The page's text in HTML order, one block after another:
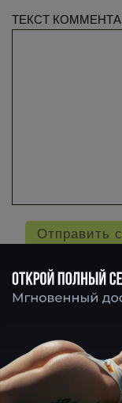
ТЕКСТ
(С) 2014-2020